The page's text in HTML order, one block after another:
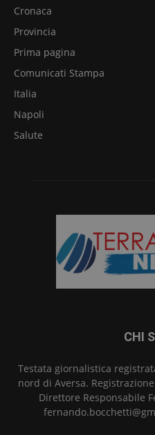
Cronaca
Provincia
Prima pagina
Comunicati Stampa
Italia
Napoli
Salute
CHI
Testata giornalistica
nord di Aversa.
Direttore Responsabile